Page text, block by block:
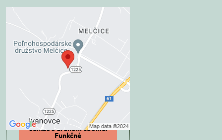
Externý obsah je
blokovaný Voľbami
súkromia
Prajete si načítať externý obsah?
Povoliť tentokrát
Povoliť a zapamätať -
súhlas s druhom cookie:
Funkčné